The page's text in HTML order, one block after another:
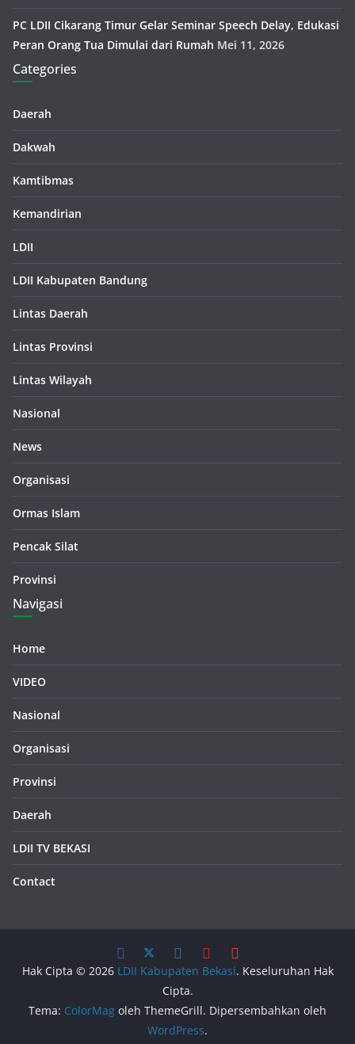
PC LDII Cikarang Timur Gelar Seminar Speech Delay, Edukasi
Peran Orang Tua Dimulai dari Rumah Mei 11, 2026
Categories
Daerah
Dakwah
Kamtibmas
Kemandirian
LDII
LDII Kabupaten Bandung
Lintas Daerah
Lintas Provinsi
Lintas Wilayah
Nasional
News
Organisasi
Ormas Islam
Pencak Silat
Provinsi
Navigasi
Home
VIDEO
Nasional
Organisasi
Provinsi
Daerah
LDII TV BEKASI
Contact
Hak Cipta © 2026 LDII Kabupaten Bekasi. Keseluruhan Hak
Cipta.
Tema: ColorMag oleh ThemeGrill. Dipersembahkan oleh
WordPress.